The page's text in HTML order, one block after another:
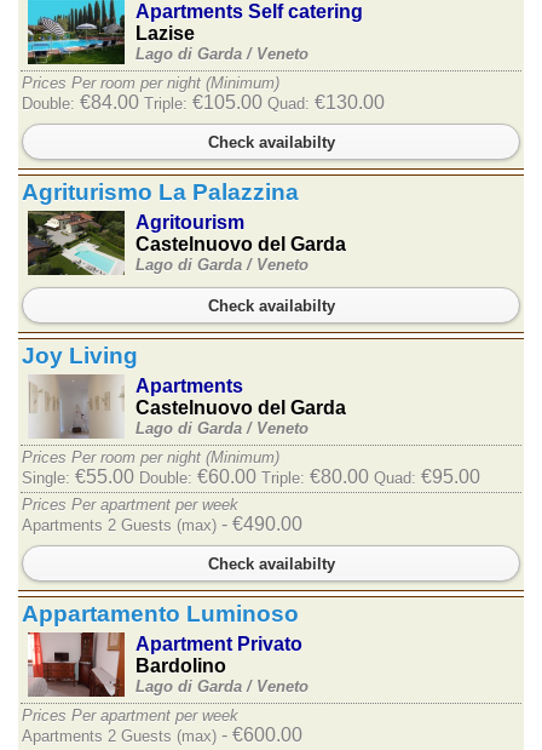
Apartments Self catering
Lazise
Lago di Garda / Veneto
Prices Per room per night (Minimum)
Double: €84.00 Triple: €105.00 Quad: €130.00
Check availabilty
Agriturismo La Palazzina
Agritourism
Castelnuovo del Garda
Lago di Garda / Veneto
Check availabilty
Joy Living
Apartments
Castelnuovo del Garda
Lago di Garda / Veneto
Prices Per room per night (Minimum)
Single: €55.00 Double: €60.00 Triple: €80.00 Quad: €95.00
Prices Per apartment per week
Apartments 2 Guests (max) - €490.00
Check availabilty
Appartamento Luminoso
Apartment Privato
Bardolino
Lago di Garda / Veneto
Prices Per apartment per week
Apartments 2 Guests (max) - €600.00